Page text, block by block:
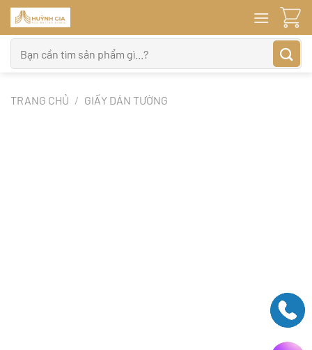
Bỏ
qua
nội
dung
kiếm:
TRANG CHỦ / GIẤY DÁN TƯỜNG